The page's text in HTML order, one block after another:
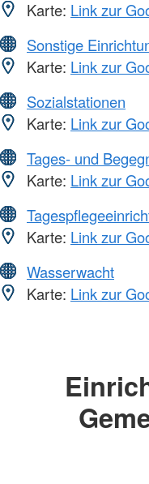
Karte: Link zur
Sonstige
Karte: Link zur
Sozialstationen
Karte: Link zur
Tages- und
Karte: Link zur
Karte: Link zur
Wasserwacht
Karte: Link zur